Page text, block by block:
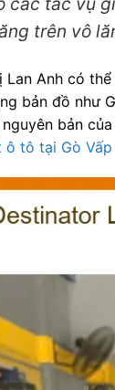
trên vô
Lan Anh có
bản đồ như
bản
ô tô tại Gò Vấp